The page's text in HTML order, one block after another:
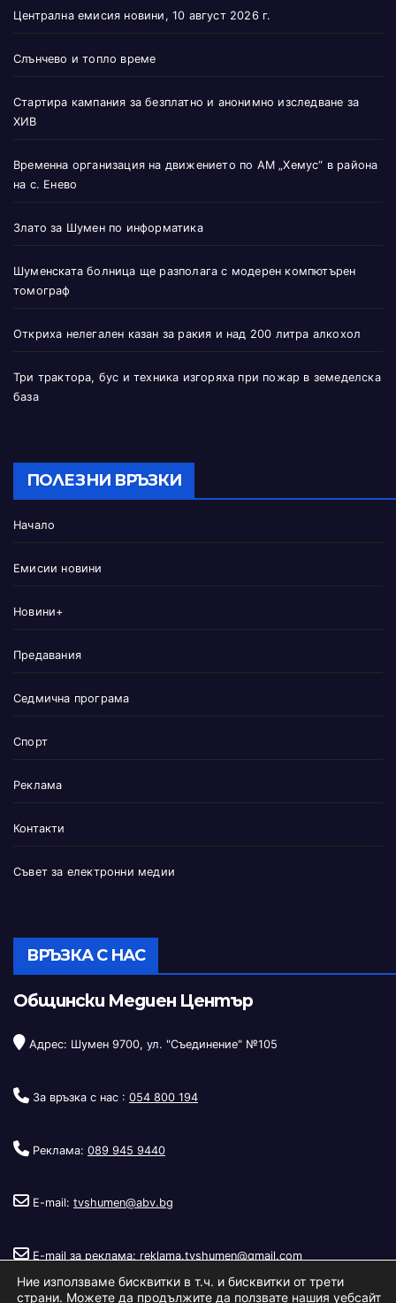
Централна емисия новини, 10 август 2026 г.
Слънчево и топло време
Стартира кампания за безплатно и анонимно изследване за
ХИВ
Временна организация на движението по АМ „Хемус“ в района
на с. Енево
Злато за Шумен по информатика
Шуменската болница ще разполага с модерен компютърен
томограф
Откриха нелегален казан за ракия и над 200 литра алкохол
Три трактора, бус и техника изгоряха при пожар в земеделска
база
ПОЛЕЗНИ ВРЪЗКИ
Начало
Емисии новини
Новини+
Предавания
Седмична програма
Спорт
Реклама
Контакти
Съвет за електронни медии
ВРЪЗКА С НАС
Общински Медиен Център
Адрес: Шумен 9700, ул. "Съединение" №105
За връзка с нас : 054 800 194
Реклама: 089 945 9440
E-mail: tvshumen@abv.bg
E-mail за реклама: reklama.tvshumen@gmail.com
Ние използваме бисквитки в т.ч. и бисквитки от трети
страни. Можете да продължите да ползвате нашия уебсайт